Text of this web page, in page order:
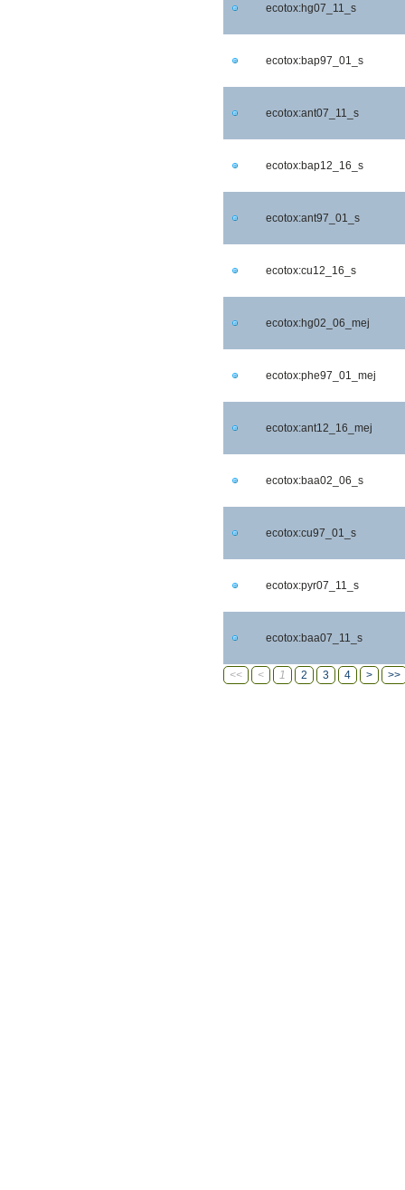
ecotox:hg07_11_s
ecotox:bap97_01_s
ecotox:ant07_11_s
ecotox:bap12_16_s
ecotox:ant97_01_s
ecotox:cu12_16_s
ecotox:hg02_06_mej
ecotox:phe97_01_mej
ecotox:ant12_16_mej
ecotox:baa02_06_s
ecotox:cu97_01_s
ecotox:pyr07_11_s
ecotox:baa07_11_s
<< < 1 2 3 4 > >>